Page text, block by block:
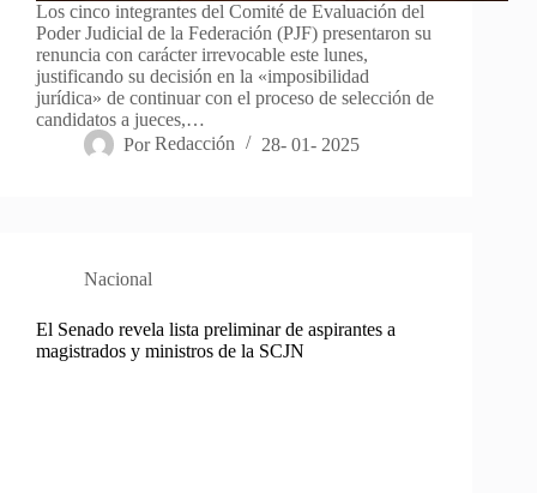
Los cinco integrantes del Comité de Evaluación del
Poder Judicial de la Federación (PJF) presentaron su
renuncia con carácter irrevocable este lunes,
justificando su decisión en la «imposibilidad
jurídica» de continuar con el proceso de selección de
candidatos a jueces,…
Por Redacción 28- 01- 2025
Nacional
El Senado revela lista preliminar de aspirantes a
magistrados y ministros de la SCJN